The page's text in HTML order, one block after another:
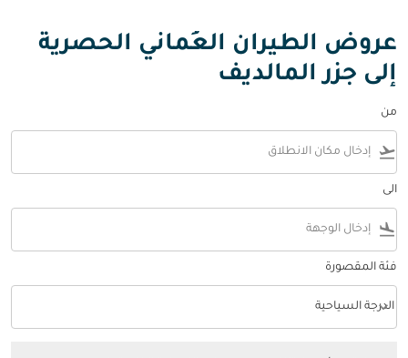
عروض الطيران العُماني الحصرية
إلى جزر المالديف
من
flight_takeoff
الى
flight_land
فئة المقصورة
فئة المقصورة option الدرجة السياحية Selected
الدرجة السياحية
keyboard_arrow_down